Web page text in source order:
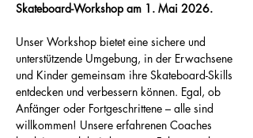
Skateboard-Workshop am 1. Mai 2026.
Unser Workshop bietet eine sichere und
unterstützende Umgebung, in der Erwachsene
und Kinder gemeinsam ihre Skateboard-Skills
entdecken und verbessern können. Egal, ob
Anfänger oder Fortgeschrittene – alle sind
willkommen! Unsere erfahrenen Coaches